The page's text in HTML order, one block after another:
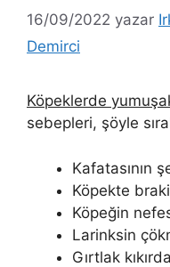
16/09/2022 yazar
Demirci
Köpeklerde
sebepleri, şöyle
Kafatasının
Köpekte
Köpeğin
Larinksin
Gırtlak